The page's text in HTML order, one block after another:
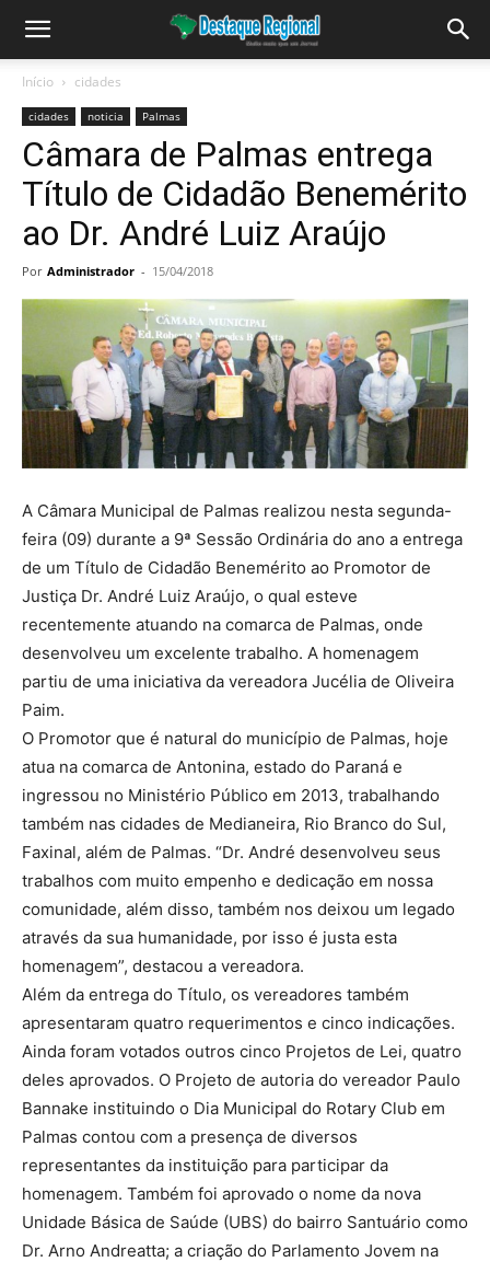
Início cidades
cidades noticia Palmas
Câmara de Palmas entrega
Título de Cidadão Benemérito
ao Dr. André Luiz Araújo
Por Administrador - 15/04/2018
A Câmara Municipal de Palmas realizou nesta segunda-
feira (09) durante a 9ª Sessão Ordinária do ano a entrega
de um Título de Cidadão Benemérito ao Promotor de
Justiça Dr. André Luiz Araújo, o qual esteve
recentemente atuando na comarca de Palmas, onde
desenvolveu um excelente trabalho. A homenagem
partiu de uma iniciativa da vereadora Jucélia de Oliveira
Paim.
O Promotor que é natural do município de Palmas, hoje
atua na comarca de Antonina, estado do Paraná e
ingressou no Ministério Público em 2013, trabalhando
também nas cidades de Medianeira, Rio Branco do Sul,
Faxinal, além de Palmas. “Dr. André desenvolveu seus
trabalhos com muito empenho e dedicação em nossa
comunidade, além disso, também nos deixou um legado
através da sua humanidade, por isso é justa esta
homenagem”, destacou a vereadora.
Além da entrega do Título, os vereadores também
apresentaram quatro requerimentos e cinco indicações.
Ainda foram votados outros cinco Projetos de Lei, quatro
deles aprovados. O Projeto de autoria do vereador Paulo
Bannake instituindo o Dia Municipal do Rotary Club em
Palmas contou com a presença de diversos
representantes da instituição para participar da
homenagem. Também foi aprovado o nome da nova
Unidade Básica de Saúde (UBS) do bairro Santuário como
Dr. Arno Andreatta; a criação do Parlamento Jovem na